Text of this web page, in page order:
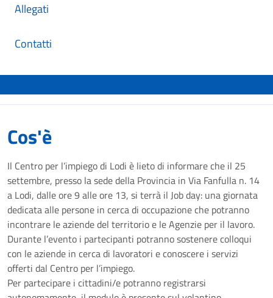
Allegati
Contatti
Cos'è
Il Centro per l’impiego di Lodi è lieto di informare che il 25
settembre, presso la sede della Provincia in Via Fanfulla n. 14
a Lodi, dalle ore 9 alle ore 13, si terrà il Job day: una giornata
dedicata alle persone in cerca di occupazione che potranno
incontrare le aziende del territorio e le Agenzie per il lavoro.
Durante l’evento i partecipanti potranno sostenere colloqui
con le aziende in cerca di lavoratori e conoscere i servizi
offerti dal Centro per l’impiego.
Per partecipare i cittadini/e potranno registrarsi